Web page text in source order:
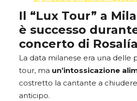
Il “Lux Tour” a
è successo
concerto di Rosalía
La data milanese era una delle
tour, ma un’intossicazione
costretto la cantante a
anticipo.